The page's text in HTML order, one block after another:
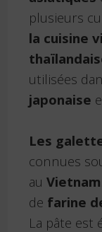
plusieurs
la cuisine
utilisées
japonaise
Les
connues
auVietnam
de farine
La pâte est